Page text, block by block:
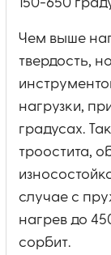
150-650
Чем выше
твердость,
нагрузки,
градусах.
троостита,
случае с
нагрев до
сорбит.